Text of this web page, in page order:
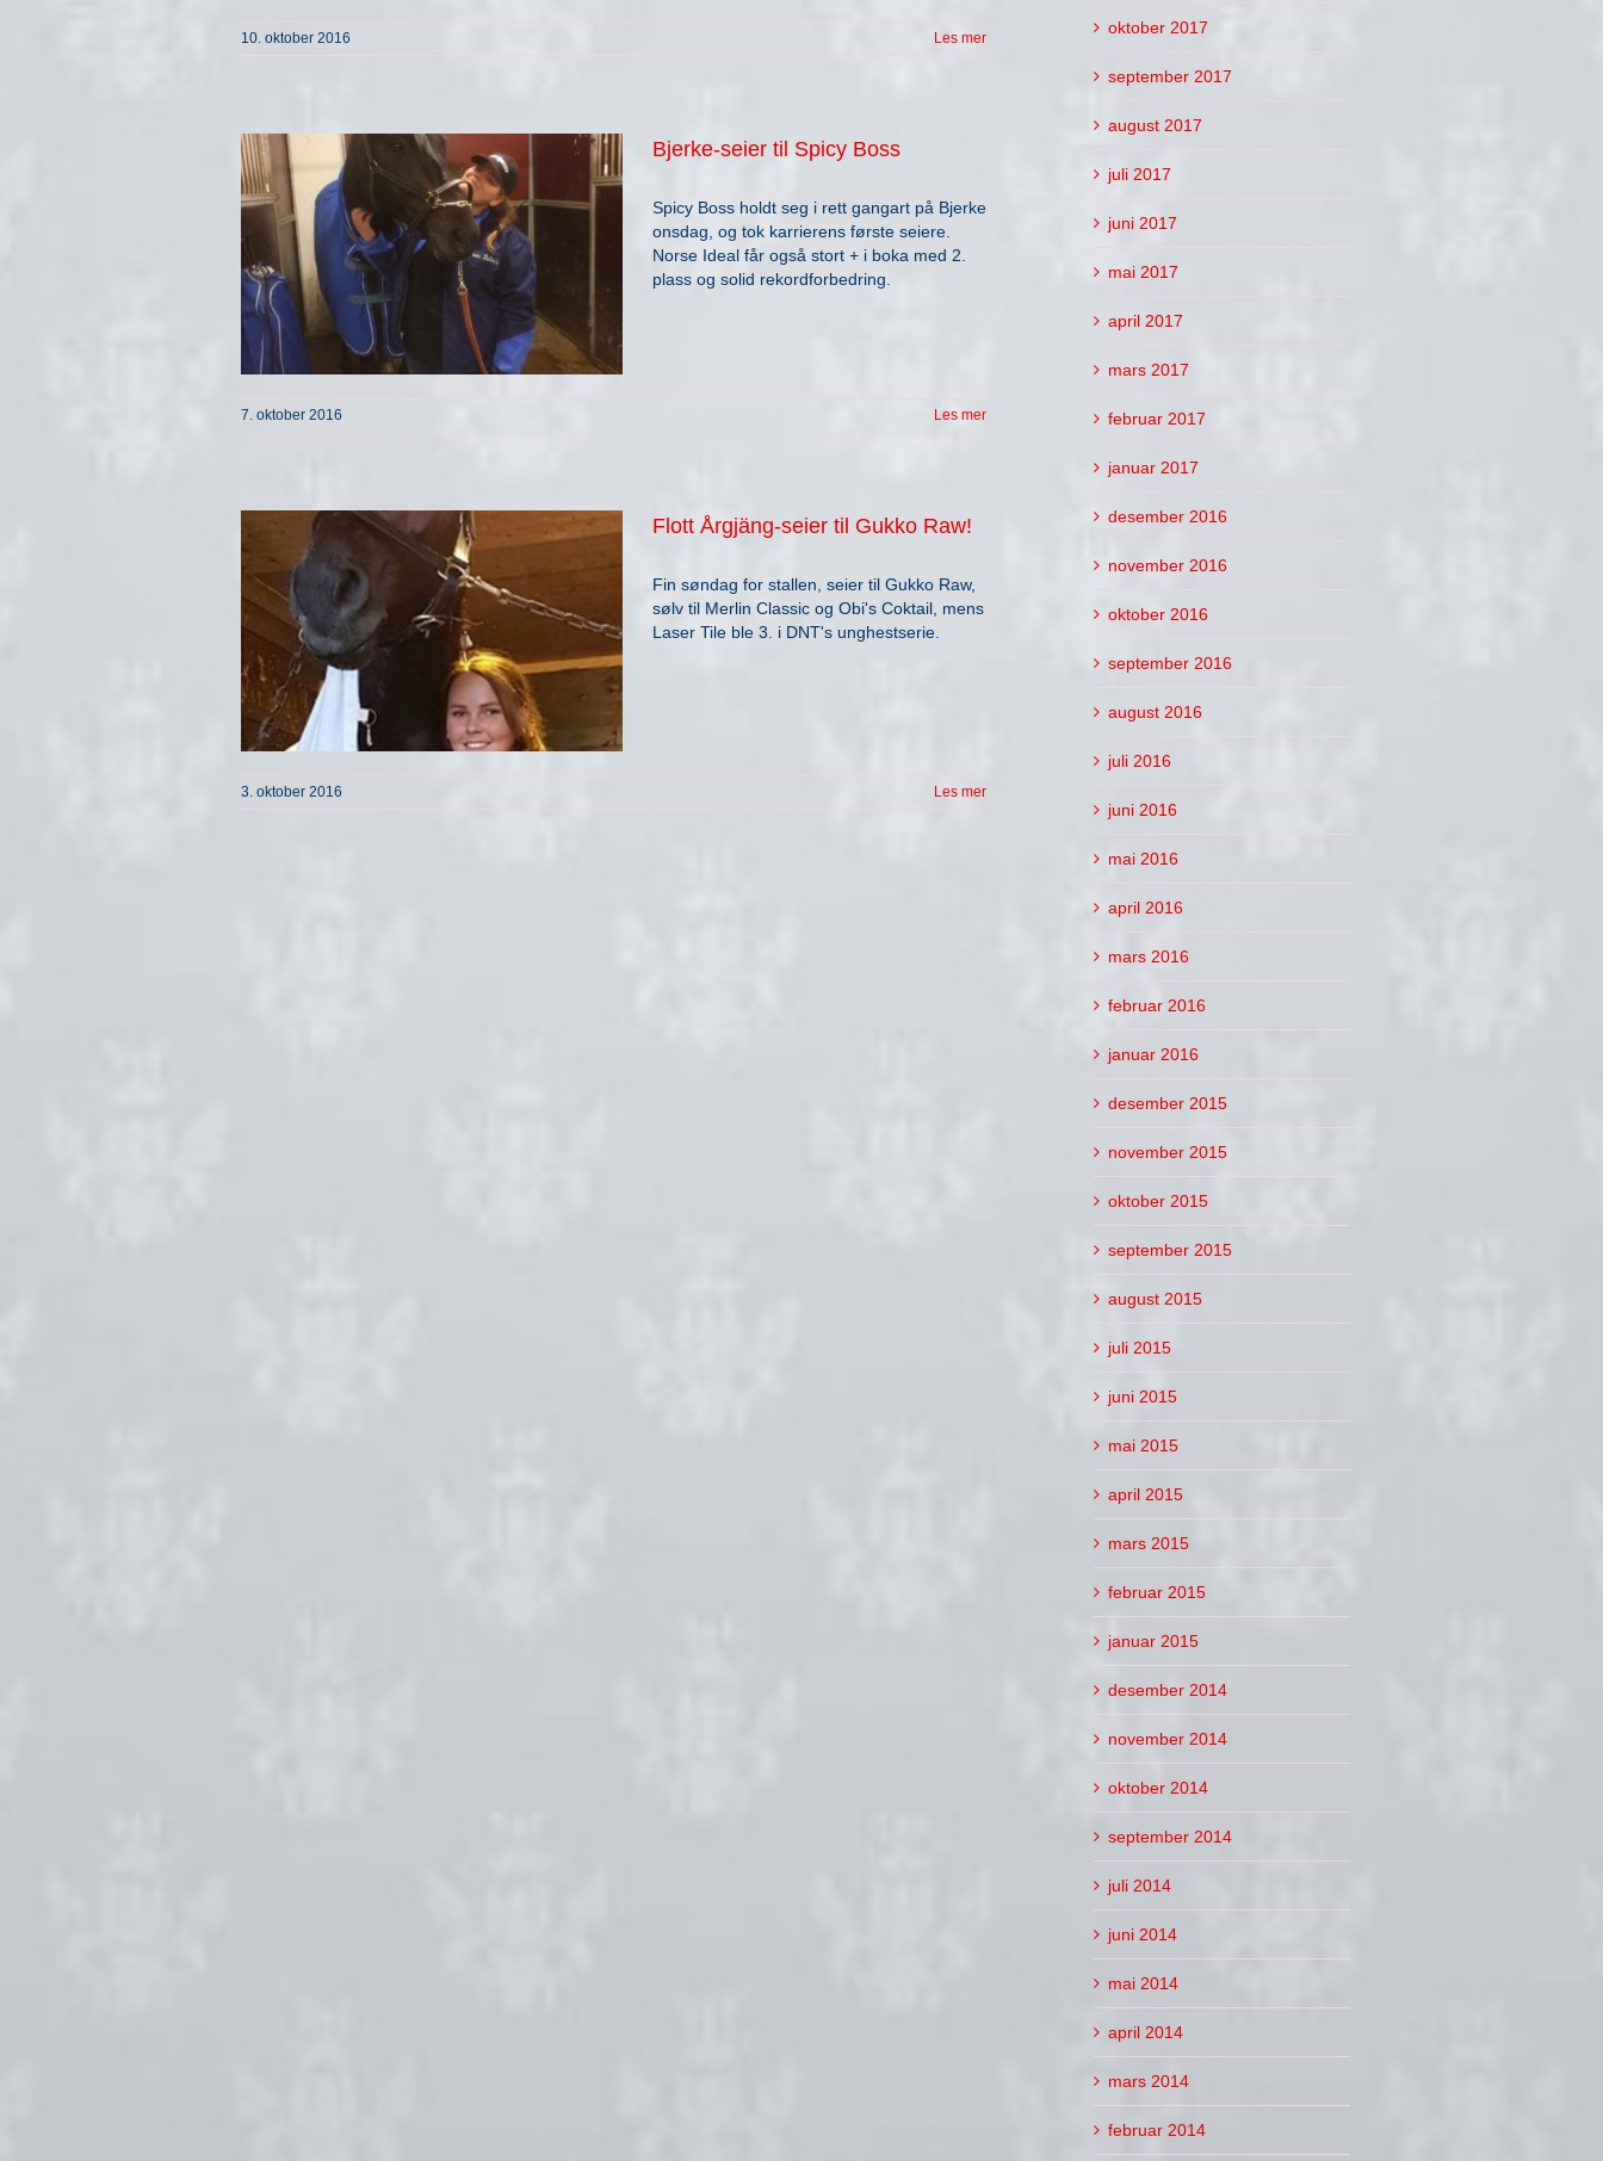
10. oktober 2016 Les mer
Bjerke-seier til Spicy Boss
Spicy Boss holdt seg i rett gangart på Bjerke
onsdag, og tok karrierens første seiere.
Norse Ideal får også stort + i boka med 2.
plass og solid rekordforbedring.
7. oktober 2016 Les mer
Flott Årgjäng-seier til Gukko Raw!
Fin søndag for stallen, seier til Gukko Raw,
sølv til Merlin Classic og Obi's Coktail, mens
Laser Tile ble 3. i DNT's unghestserie.
3. oktober 2016 Les mer
oktober 2017
september 2017
august 2017
juli 2017
juni 2017
mai 2017
april 2017
mars 2017
februar 2017
januar 2017
desember 2016
november 2016
oktober 2016
september 2016
august 2016
juli 2016
juni 2016
mai 2016
april 2016
mars 2016
februar 2016
januar 2016
desember 2015
november 2015
oktober 2015
september 2015
august 2015
juli 2015
juni 2015
mai 2015
april 2015
mars 2015
februar 2015
januar 2015
desember 2014
november 2014
oktober 2014
september 2014
juli 2014
juni 2014
mai 2014
april 2014
mars 2014
februar 2014